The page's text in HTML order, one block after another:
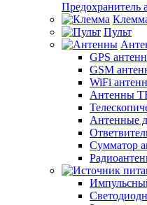
Предохранитель
Пульт
GPS
GSM
WiFi
Антенны
Антенные
Сумматор